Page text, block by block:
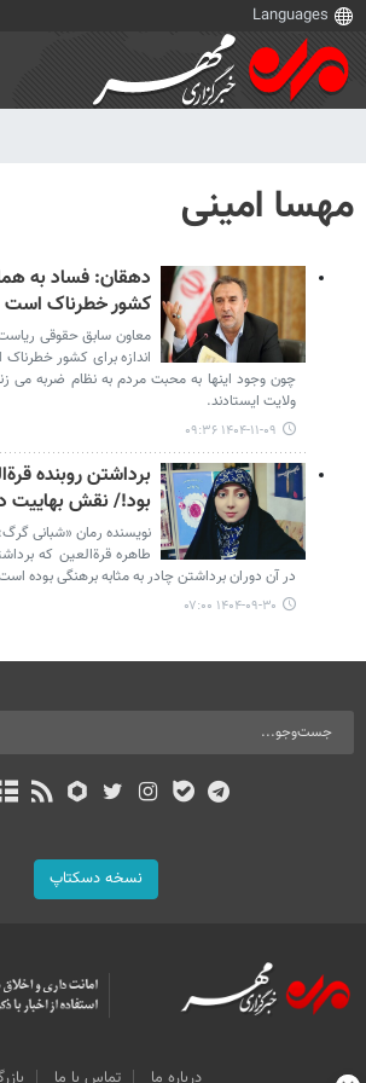
مهسا امینی
دهقان: فساد به
کشور خطرناک است
معاون سابق حقوقی
اندازه برای کشور
چون وجود اینها به محبت مردم به نظام ضربه می
ولایت ایستادند.
۱۴۰۴-۱۱-۰۹ ۰۹:۳۶
برداشتن روبنده
بود!/ نقش بهاییت در
نویسنده رمان «شبانی
طاهره قرة‌العین که
در آن دوران برداشتن چادر به مثابه برهنگی بوده
۱۴۰۴-۰۹-۳۰ ۰۷:۰۰
نسخه دسکتاپ